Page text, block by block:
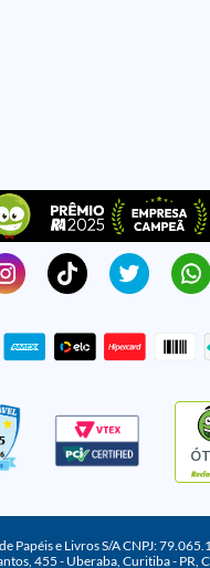
Papéis e Livros S/A CNPJ:
455 - Uberaba, Curitiba - PR,